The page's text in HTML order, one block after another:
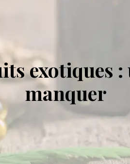
exotiques :
manquer